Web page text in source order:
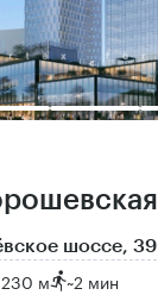
шоссе, 39
м ~2 мин